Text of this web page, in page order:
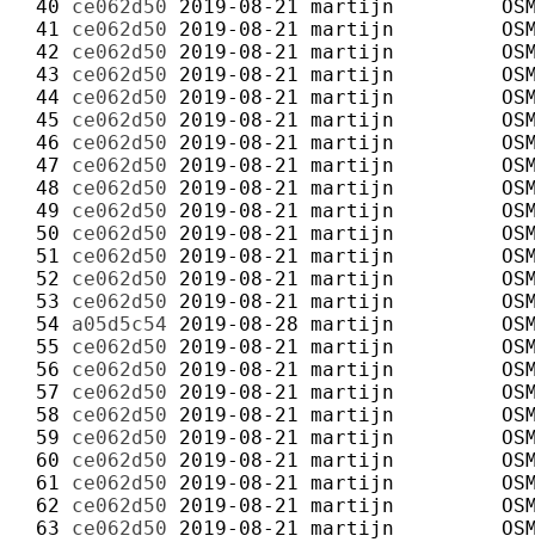
40 ce062d50 2019-08-21 martijn
41 ce062d50 2019-08-21 martijn
42 ce062d50 2019-08-21 martijn
43 ce062d50 2019-08-21 martijn
44 ce062d50 2019-08-21 martijn
45 ce062d50 2019-08-21 martijn
46 ce062d50 2019-08-21 martijn
47 ce062d50 2019-08-21 martijn
48 ce062d50 2019-08-21 martijn
49 ce062d50 2019-08-21 martijn
50 ce062d50 2019-08-21 martijn
51 ce062d50 2019-08-21 martijn
52 ce062d50 2019-08-21 martijn
53 ce062d50 2019-08-21 martijn
54 a05d5c54 2019-08-28 martijn
55 ce062d50 2019-08-21 martijn
56 ce062d50 2019-08-21 martijn
57 ce062d50 2019-08-21 martijn
58 ce062d50 2019-08-21 martijn
59 ce062d50 2019-08-21 martijn
60 ce062d50 2019-08-21 martijn
61 ce062d50 2019-08-21 martijn
62 ce062d50 2019-08-21 martijn
63 ce062d50 2019-08-21 martijn